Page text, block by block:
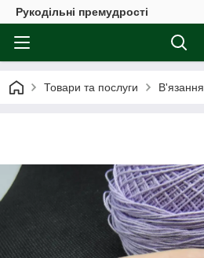
Рукодільні премудрості
Товари та послуги В'язання